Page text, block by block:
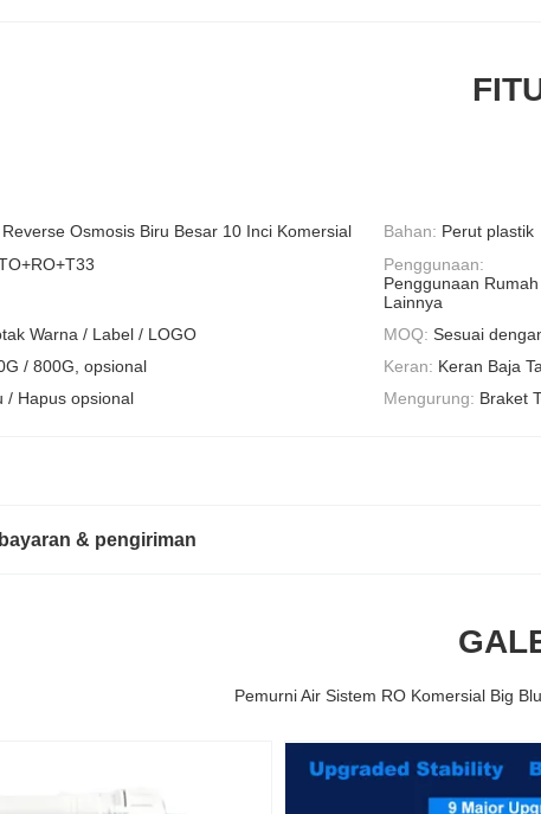
Osmosis Biru Besar 10 Inci Komersial Bahan: Perut plastik
Penggunaan:
Penggunaan
Lainnya
Warna / Label / LOGO MOQ: Sesuai
/ 800G, opsional Keran: Keran Baja
/ Hapus opsional Mengurung: Braket
& pengiriman
Pemurni Air Sistem RO Komersial Big